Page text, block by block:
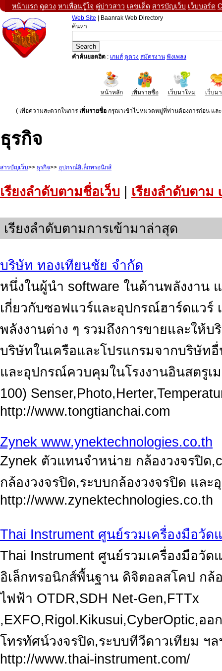
หน้าแรก ดูดวง หาเพื่อนรู้ใจ คู่บ่าวสาว เลขเด็ด สารบัญเว็บ เว็บบอร์ด
Web Site | Baanrak Web Directory
ค้นหา
คำค้นยอดฮิต : เกมส์ ดูดวง สมัครงาน ฟังเพลง
หน้าหลัก เพิ่มรายชื่อ เว็บมาใหม่ เว็บม
( เพื่อความสะดวกในการ เพิ่มรายชื่อ กรุณาเข้าไปหมวดหมู่ที่ท่านต้องการก่อน แล
ธุรกิจ
สารบัญเว็บ>> ธุรกิจ>> อุปกรณ์อิเล็กทรอนิกส์
เรียงลำดับตามชื่อเว็บ เรียงลำดับตาม
เรียงลำดับตามการเข้ามาล่าสุด
บริษัท ทองเทียนชัย จำกัด
หนึ่งในผู้นำ software ในด้านพลังงาน
เกี่ยวกับซอฟแวร์และอุปกรณ์ฮาร์ดแวร์
พลังงานต่าง ๆ รวมถึงการขายและให้บ
บริษัทในเครือและโปรแกรมจากบริษัท
และอุปกรณ์ควบคุมในโรงงานอินสตรูเ
100)
http://www.tongtianchai.com
Zynek www.ynektechnologies.co.th
Zynek ตัวแทนจำหน่าย กล้องวงจรปิด
กล้องวงจรปิด,ระบบกล้องวงจรปิด แล
http://www.zynektechnologies.co.th
Thai Instrument ศูนย์รวมเครื่องมือวัด
Thai Instrument ศูนย์รวมเครื่องมือวั
อิเล็กทรอนิกส์พื้นฐาน ดิจิตอลสโคป กล้
ไฟฟ้า OTDR,SDH Net-Gen,FTTx
,EXFO,Rigol.Kikusui,CyberOptic,อ
โทรทัศน์วงจรปิด,ระบบทีวีดาวเทียม ฯล
http://www.thai-instrument.com/